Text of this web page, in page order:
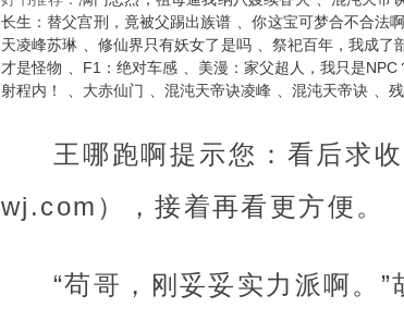
长生：替父宫刑，竟被父踢出族谱
你这宝可梦合不合法
天凌峰苏琳
修仙界只有妖女了是吗 祭祀百年，我成了
才是怪物
F1：绝对车感 美漫：家父超人，我只是NPC
射程内！
大赤仙门 混沌天帝诀凌峰 混沌天帝诀
王哪跑啊提示您：看后求
wj.com），接着再看更方便。
“苟哥，刚妥妥实力派啊。”